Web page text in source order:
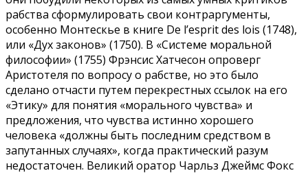
рабства сформулировать свои контраргументы,
особенно Монтескье в книге De l’esprit des lois (1748),
или «Дух законов» (1750). В «Системе моральной
философии» (1755) Фрэнсис Хатчесон опроверг
Аристотеля по вопросу о рабстве, но это было
сделано отчасти путем перекрестных ссылок на его
«Этику» для понятия «морального чувства» и
предложения, что чувства истинно хорошего
человека «должны быть последним средством в
запутанных случаях», когда практический разум
недостаточен. Великий оратор Чарльз Джеймс Фокс